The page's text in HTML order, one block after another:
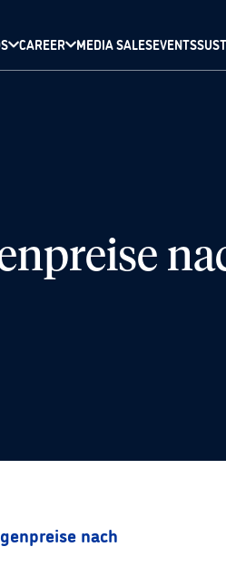
CAREER MEDIA SALESEVENTS
nach